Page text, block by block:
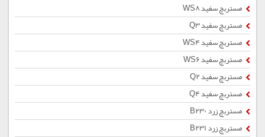
مستربچ سفید WS8
مستربچ سفید Q3
مستربچ سفید WS4
مستربچ سفید WS6
مستربچ سفید Q2
مستربچ سفید Q4
مستربچ زرد B230
مستربچ زرد B231